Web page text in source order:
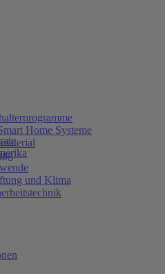
Home Systeme
und Klima